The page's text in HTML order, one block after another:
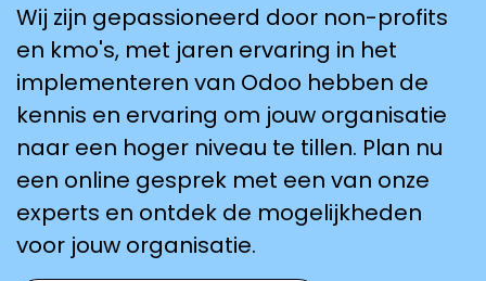
Wij zijn gepassioneerd door non-profits
en kmo's, met jaren ervaring in het
implementeren van Odoo hebben de
kennis en ervaring om jouw organisatie
naar een hoger niveau te tillen. Plan nu
een online gesprek met een van onze
experts en ontdek de mogelijkheden
voor jouw organisatie.